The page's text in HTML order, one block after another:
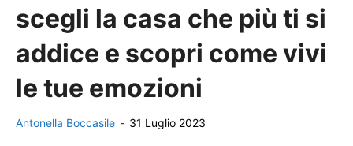
scegli la casa che più ti si
addice e scopri come vivi
le tue emozioni
Antonella Boccasile - 31 Luglio 2023